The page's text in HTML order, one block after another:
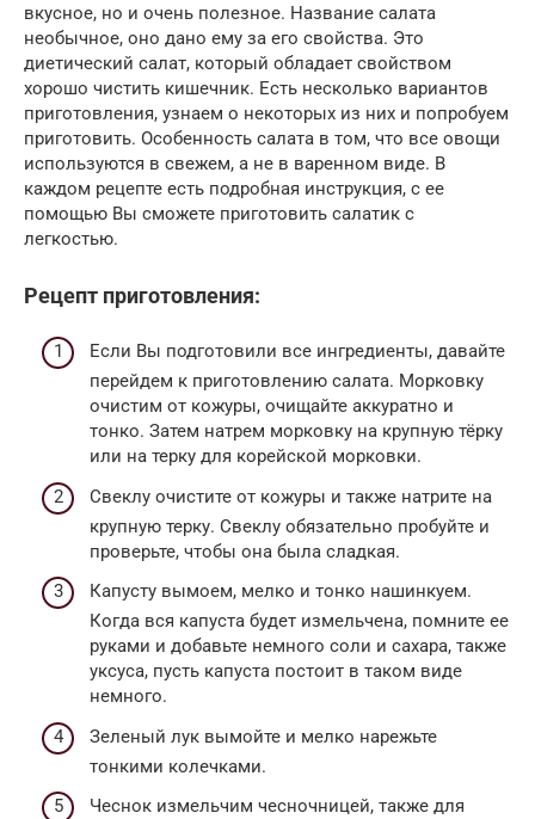
вкусное, но и очень полезное. Название салата
необычное, оно дано ему за его свойства. Это
диетический салат, который обладает свойством
хорошо чистить кишечник. Есть несколько вариантов
приготовления, узнаем о некоторых из них и попробуем
приготовить. Особенность салата в том, что все овощи
используются в свежем, а не в варенном виде. В
каждом рецепте есть подробная инструкция, с ее
помощью Вы сможете приготовить салатик с
легкостью.
Рецепт приготовления:
Если Вы подготовили все ингредиенты, давайте
перейдем к приготовлению салата. Морковку
очистим от кожуры, очищайте аккуратно и
тонко. Затем натрем морковку на крупную тёрку
или на терку для корейской морковки.
Свеклу очистите от кожуры и также натрите на
крупную терку. Свеклу обязательно пробуйте и
проверьте, чтобы она была сладкая.
Капусту вымоем, мелко и тонко нашинкуем.
Когда вся капуста будет измельчена, помните ее
руками и добавьте немного соли и сахара, также
уксуса, пусть капуста постоит в таком виде
немного.
Зеленый лук вымойте и мелко нарежьте
тонкими колечками.
Чеснок измельчим чесночницей, также для